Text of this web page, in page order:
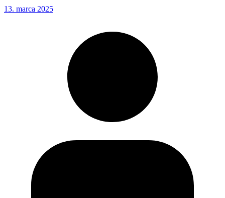
13. marca 2025